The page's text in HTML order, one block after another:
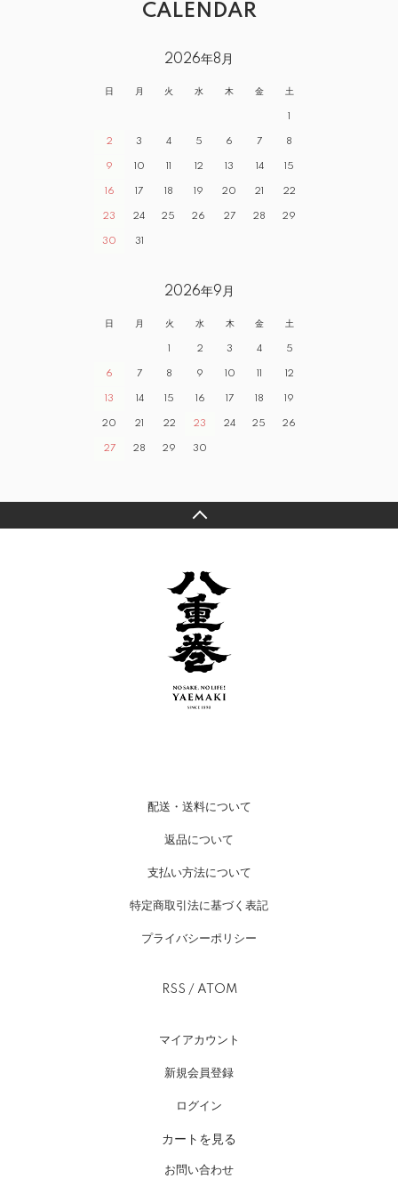
CALENDAR
2026年8月
日 月 火 水 木 金 土
1
2 3 4 5 6 7 8
9 10 11 12 13 14 15
16 17 18 19 20 21 22
23 24 25 26 27 28 29
30 31
2026年9月
日 月 火 水 木 金 土
1 2 3 4 5
6 7 8 9 10 11 12
13 14 15 16 17 18 19
20 21 22 23 24 25 26
27 28 29 30
配送・送料について
返品について
支払い方法について
特定商取引法に基づく表記
プライバシーポリシー
RSS / ATOM
マイアカウント
新規会員登録
ログイン
カートを見る
お問い合わせ